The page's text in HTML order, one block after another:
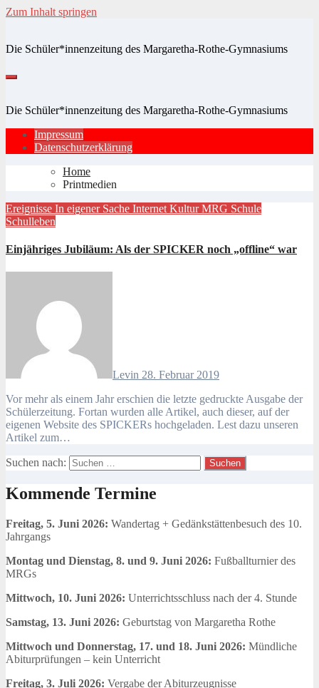
Zum Inhalt springen
Die Schüler*innenzeitung des Margaretha-Rothe-Gymnasiums
Die Schüler*innenzeitung des Margaretha-Rothe-Gymnasiums
Impressum
Datenschutzerklärung
Home
Printmedien
Ereignisse In eigener Sache Internet KulturMRG Schule
Schulleben
Einjähriges Jubiläum: Als der SPICKER noch „offline“ war
Levin 28. Februar 2019
Vor mehr als einem Jahr erschien die letzte gedruckte Ausgabe der
Schülerzeitung. Fortan wurden alle Artikel, auch dieser, auf der
eigenen Website des SPICKERs hochgeladen. Lest dazu unseren
Artikel zum…
Suchen nach:
Kommende Termine
Freitag, 5. Juni 2026: Wandertag + Gedänkstättenbesuch des 10.
Jahrgangs
Montag und Dienstag, 8. und 9. Juni 2026: Fußballturnier des
MRGs
Mittwoch, 10. Juni 2026: Unterrichtsschluss nach der 4. Stunde
Samstag, 13. Juni 2026: Geburtstag von Margaretha Rothe
Mittwoch und Donnerstag, 17. und 18. Juni 2026: Mündliche
Abiturprüfungen – kein Unterricht
Freitag, 3. Juli 2026: Vergabe der Abiturzeugnisse